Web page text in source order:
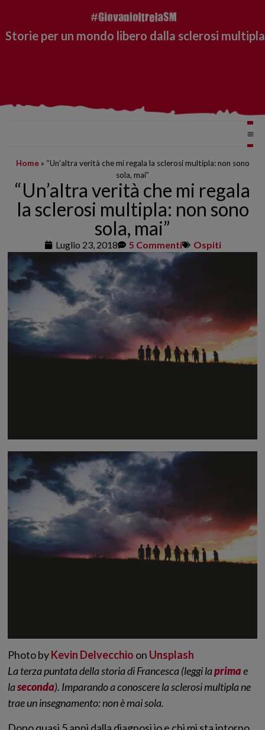
Storie per un mondo libero dalla sclerosi multipla
Home» “Un’altra verità che mi regala la sclerosi multipla: non sono
sola, mai”
“Un’altra verità che mi regala
la sclerosi multipla: non sono
sola, mai”
Luglio 23, 2018 5 Commenti Ospiti
Photo byKevin Delvecchio on Unsplash
La terza puntata della storia di Francesca (leggi laprima e
laseconda). Imparando a conoscere la sclerosi multipla ne
trae un insegnamento: non è mai sola.
Dopo quasi 5 anni dalla diagnosi io e chi mi sta intorno